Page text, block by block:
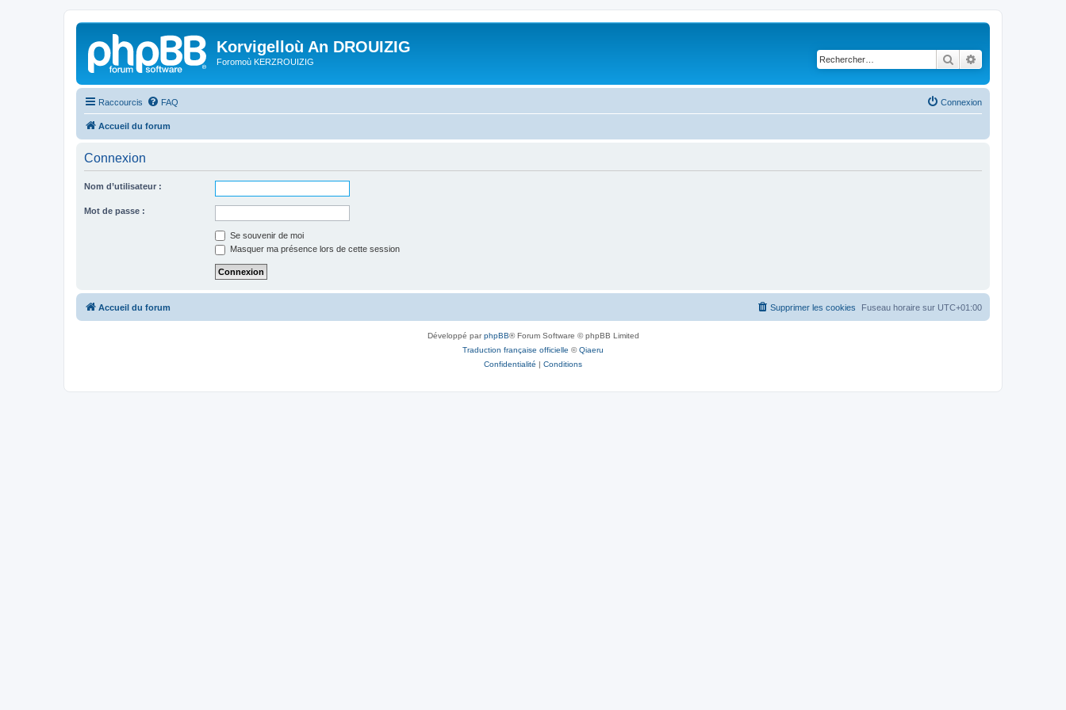
Korvigelloù An DROUIZIG
Foromoù KERZROUIZIG Rechercher
Raccourcis FAQ Connexion
Accueil du forum
Connexion
Nom d’utilisateur :
Mot de passe :
Se souvenir de moi
Masquer ma présence lors de cette session
Accueil du forum Fuseau horaire sur UTC+01:00
Supprimer les cookies
Développé parphpBB® Forum Software © phpBB Limited
Traduction française officielle ©Qiaeru
Confidentialité | Conditions